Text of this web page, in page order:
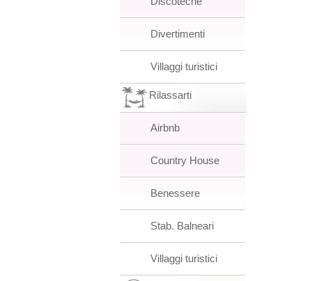
Divertimenti
Villaggi turistici
Rilassarti
Airbnb
Country House
Benessere
Stab. Balneari
Villaggi turistici